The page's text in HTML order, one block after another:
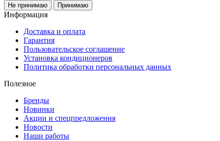
Не принимаю Принимаю
Информация
Доставка и оплата
Гарантия
Пользовательское соглашение
Установка кондиционеров
Политика обработки персональных данных
Полезное
Бренды
Новинки
Акции и спецпредложения
Новости
Наши работы